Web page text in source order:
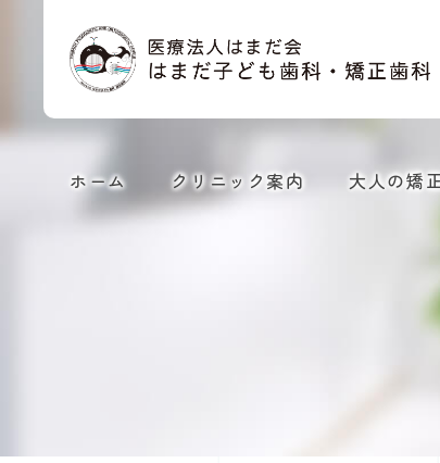
ホーム クリニック案内 大人の矯